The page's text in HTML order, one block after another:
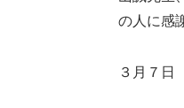
の人に感
３月７日